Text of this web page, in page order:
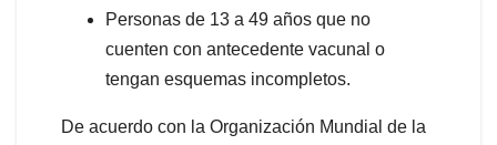
Personas de 13 a 49 años que no
cuenten con antecedente vacunal o
tengan esquemas incompletos.
De acuerdo con la Organización Mundial de la